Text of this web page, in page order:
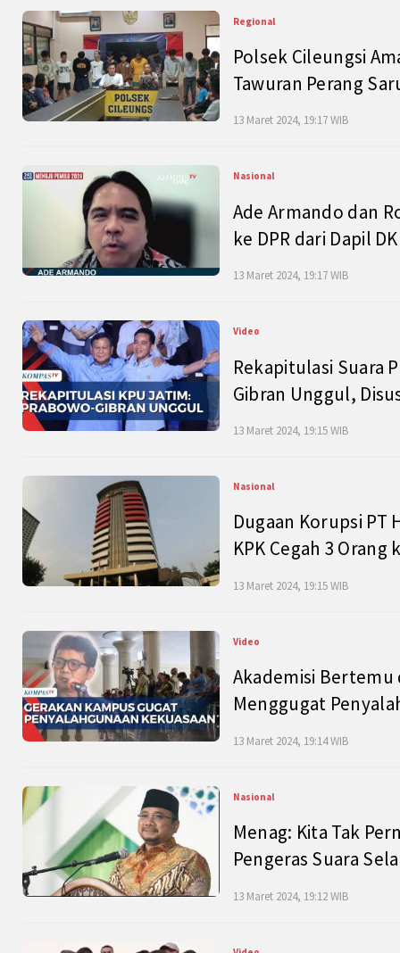
Regional
Polsek Cileungsi
Tawuran Perang
13 Maret 2024, 19:17 WIB
Nasional
Ade Armando dan
ke DPR dari Dapil
13 Maret 2024, 19:17 WIB
Video
Rekapitulasi Suara
Gibran Unggul,
13 Maret 2024, 19:15 WIB
Nasional
Dugaan Korupsi PT
KPK Cegah 3 Orang
13 Maret 2024, 19:15 WIB
Video
Akademisi Bertemu
Menggugat
13 Maret 2024, 19:14 WIB
Nasional
Menag: Kita Tak
Pengeras Suara
13 Maret 2024, 19:12 WIB